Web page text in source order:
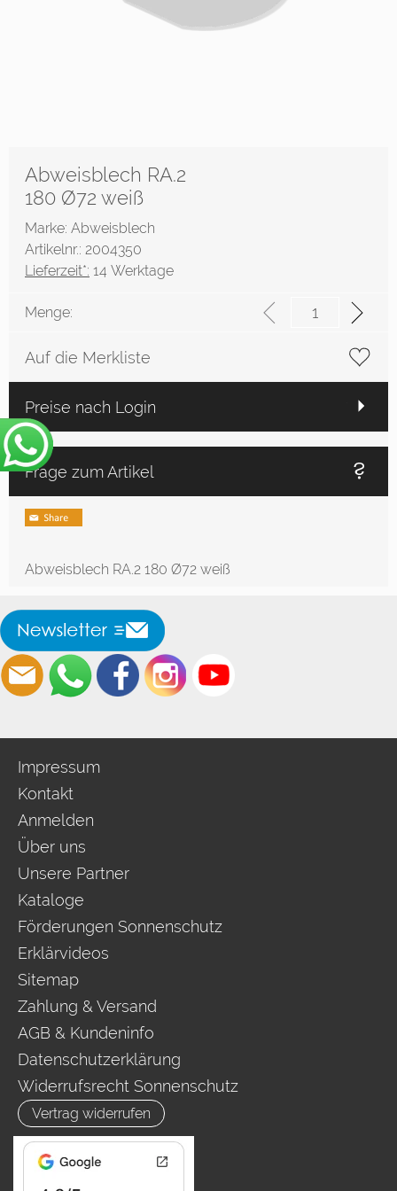
Abweisblech RA.2
180 Ø72 weiß
Marke: Abweisblech
Artikelnr.: 2004350
Lieferzeit*: 14 Werktage
Menge:
Auf die Merkliste
Preise nach Login
Frage zum Artikel
Abweisblech RA.2 180 Ø72 weiß
Impressum
Kontakt
Anmelden
Über uns
Unsere Partner
Kataloge
Förderungen Sonnenschutz
Erklärvideos
Sitemap
Zahlung & Versand
AGB & Kundeninfo
Datenschutzerklärung
Widerrufsrecht Sonnenschutz
Vertrag widerrufen